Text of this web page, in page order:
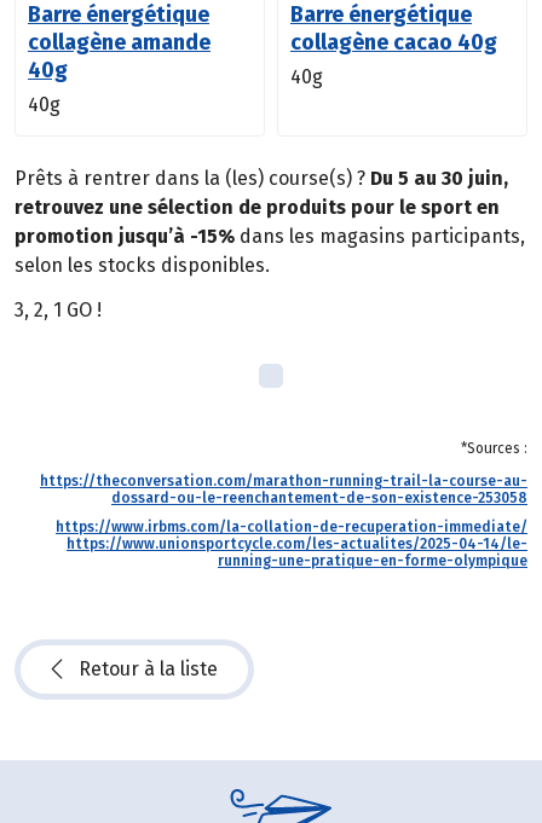
Barre énergétique
collagène amande
40g
40g
Barre énergétique
collagène cacao 40g
40g
Prêts à rentrer dans la (les) course(s) ? Du 5 au 30 juin,
retrouvez une sélection de produits pour le sport en
promotion jusqu’à -15% dans les magasins participants,
selon les stocks disponibles.
3, 2, 1 GO !
*Sources :
https://theconversation.com/marathon-running-trail-la-course-au-
dossard-ou-le-reenchantement-de-son-existence-253058
https://www.irbms.com/la-collation-de-recuperation-immediate/
https://www.unionsportcycle.com/les-actualites/2025-04-14/le-
running-une-pratique-en-forme-olympique
Retour à la liste